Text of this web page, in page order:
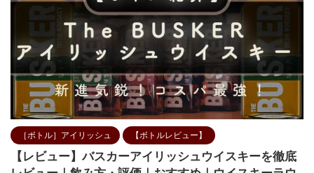
［ボトル］アイリッシュ 【ボトルレビュー】
【レビュー】バスカーアイリッシュウイスキーを徹底